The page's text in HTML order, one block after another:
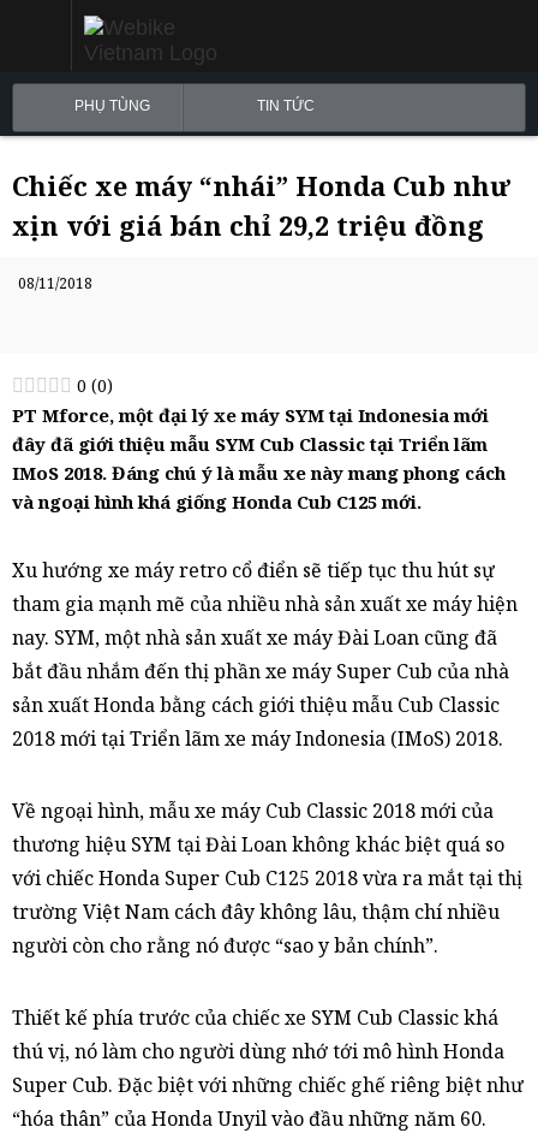
PHỤ TÙNG TIN TỨC
Chiếc xe máy “nhái” Honda Cub như
xịn với giá bán chỉ 29,2 triệu đồng
08/11/2018
0 (0)
PT Mforce, một đại lý xe máy SYM tại Indonesia mới
đây đã giới thiệu mẫu SYM Cub Classic tại Triển lãm
IMoS 2018. Đáng chú ý là mẫu xe này mang phong cách
và ngoại hình khá giống Honda Cub C125 mới.
Xu hướng xe máy retro cổ điển sẽ tiếp tục thu hút sự
tham gia mạnh mẽ của nhiều nhà sản xuất xe máy hiện
nay. SYM, một nhà sản xuất xe máy Đài Loan cũng đã
bắt đầu nhắm đến thị phần xe máy Super Cub của nhà
sản xuất Honda bằng cách giới thiệu mẫu Cub Classic
2018 mới tại Triển lãm xe máy Indonesia (IMoS) 2018.
Về ngoại hình, mẫu xe máy Cub Classic 2018 mới của
thương hiệu SYM tại Đài Loan không khác biệt quá so
với chiếc Honda Super Cub C125 2018 vừa ra mắt tại thị
trường Việt Nam cách đây không lâu, thậm chí nhiều
người còn cho rằng nó được “sao y bản chính”.
Thiết kế phía trước của chiếc xe SYM Cub Classic khá
thú vị, nó làm cho người dùng nhớ tới mô hình Honda
Super Cub. Đặc biệt với những chiếc ghế riêng biệt như
“hóa thân” của Honda Unyil vào đầu những năm 60.